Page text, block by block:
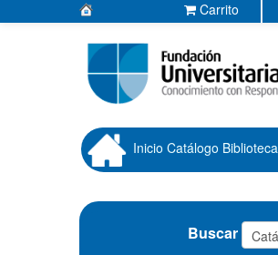
Biblioteca
Fundación
Universitaria
Cafam
Carrito
Inicio Catálogo Biblioteca
Buscar